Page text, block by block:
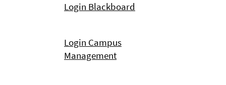
Login Blackboard
Login Campus
Management